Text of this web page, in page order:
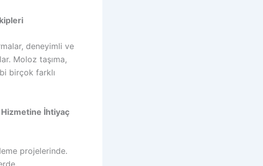
deneyimli ve
Moloz taşıma,
birçok farklı
İhtiyaç
projelerinde.